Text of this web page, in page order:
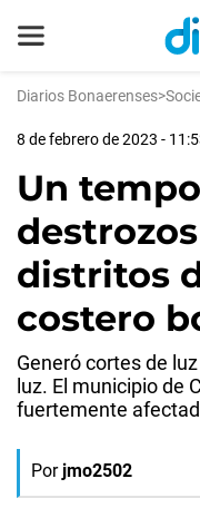
Diarios Bonaerenses>
8 de febrero de 2023 -
Un
distritos
costero
Generó cortes de
luz. El municipio de
fuertemente
Por jmo2502